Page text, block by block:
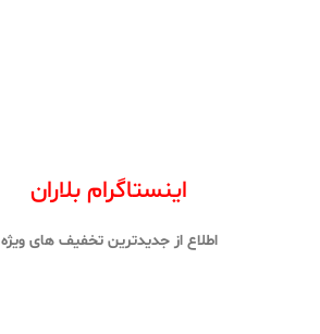
اینستاگرام بلاران
اطلاع از جدیدترین تخفیف های ویژه